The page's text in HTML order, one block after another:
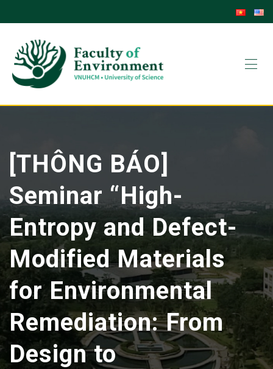
[THÔNG BÁO]
Seminar “High-
Entropy and Defect-
Modified Materials
for Environmental
Remediation: From
Design to